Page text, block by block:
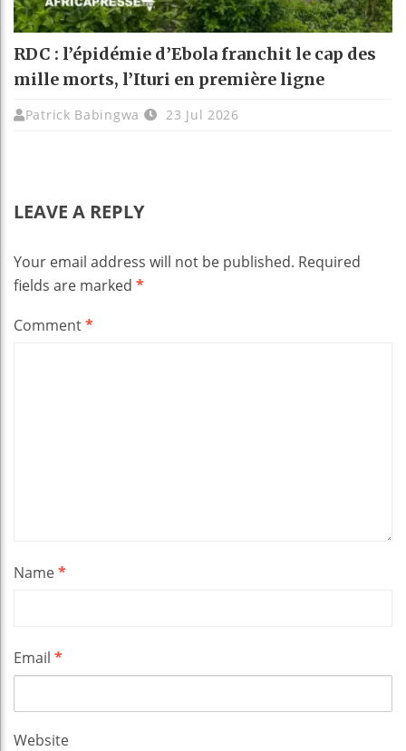
RDC : l’épidémie d’Ebola franchit le cap des
mille morts, l’Ituri en première ligne
Patrick Babingwa 23 Jul 2026
LEAVE A REPLY
Your email address will not be published. Required
fields are marked *
Comment*
Name*
Email *
Website